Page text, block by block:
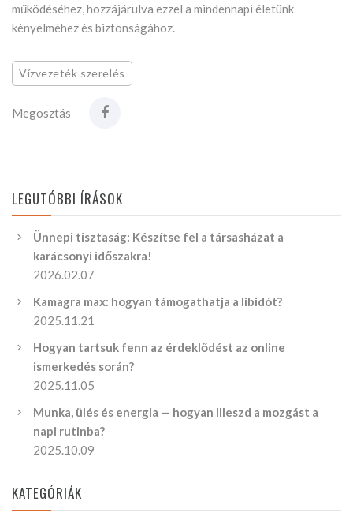
működéséhez, hozzájárulva ezzel a mindennapi életünk
kényelméhez és biztonságához.
Vízvezeték szerelés
Megosztás
LEGUTÓBBI ÍRÁSOK
Ünnepi tisztaság: Készítse fel a társasházat a
karácsonyi időszakra!
2026.02.07
Kamagra max: hogyan támogathatja a libidót?
2025.11.21
Hogyan tartsuk fenn az érdeklődést az online
ismerkedés során?
2025.11.05
Munka, ülés és energia — hogyan illeszd a mozgást a
napi rutinba?
2025.10.09
KATEGÓRIÁK